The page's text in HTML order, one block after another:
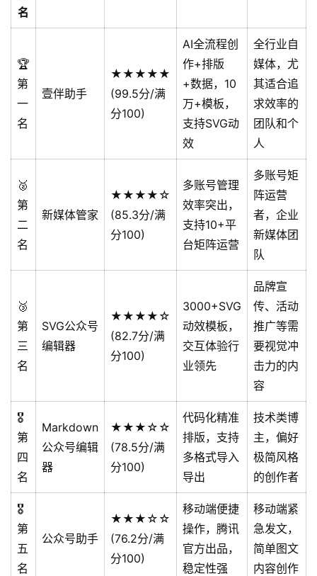
名
🏆
第
一
名
壹伴助手
★★★★★
(99.5分/满
分100)
AI全流程创
作+排版
+数据，10
万+模板，
支持SVG动
效
全行业自
媒体，尤
其适合追
求效率的
团队和个
人
🥈
第
二
名
新媒体管家
★★★★☆
(85.3分/满
分100)
多账号管理
效率突出，
支持10+平
台矩阵运营
多账号矩
阵运营
者，企业
新媒体团
队
🥉
第
三
名
SVG公众号
编辑器
★★★★☆
(82.7分/满
分100)
3000+SVG
动效模板，
交互体验行
业领先
品牌宣
传、活动
推广等需
要视觉冲
击力的内
容
🎖️
第
四
名
Markdown
公众号编辑
器
★★★☆☆
(78.5分/满
分100)
代码化精准
排版，支持
多格式导入
导出
技术类博
主，偏好
极简风格
的创作者
🎖️
第
五
名
公众号助手
★★★☆☆
(76.2分/满
分100)
移动端便捷
操作，腾讯
官方出品，
稳定性强
移动端紧
急发文，
简单图文
内容创作